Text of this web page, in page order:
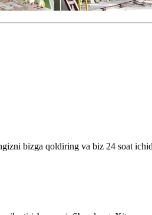
bizga qoldiring va biz 24 soat